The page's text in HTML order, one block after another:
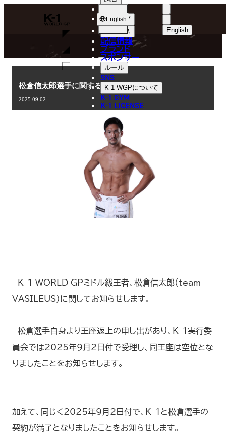
K-
WGP
English
ショップ
ニュース
配信情報
ブランド
スポンサー
ルール
SNS
K-1 WGPについて
K-1 GYM
K-1 LICENSE
English
NEWS
ニュース
松倉信太郎選手に関するお知らせ
2025.09.02
K-1 WORLD GPミドル級王者、松倉信太郎(team
VASILEUS)に関してお知らせします。
松倉選手自身より王座返上の申し出があり、K-1実行委
員会では2025年9月2日付で受理し、同王座は空位とな
りましたことをお知らせします。
加えて、同じく2025年9月2日付で、K-1と松倉選手の
契約が満了となりましたことをお知らせします。